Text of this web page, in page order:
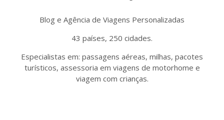
Blog e Agência de Viagens Personalizadas
43 países, 250 cidades.
Especialistas em: passagens aéreas, milhas, pacotes
turísticos, assessoria em viagens de motorhome e
viagem com crianças.